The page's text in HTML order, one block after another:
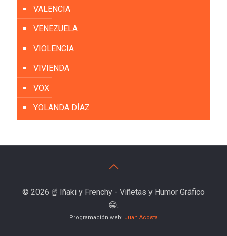
VALENCIA
VENEZUELA
VIOLENCIA
VIVIENDA
VOX
YOLANDA DÍAZ
© 2026 ☝️ Iñaki y Frenchy - Viñetas y Humor Gráfico
😁.
Programación web: Juan Acosta